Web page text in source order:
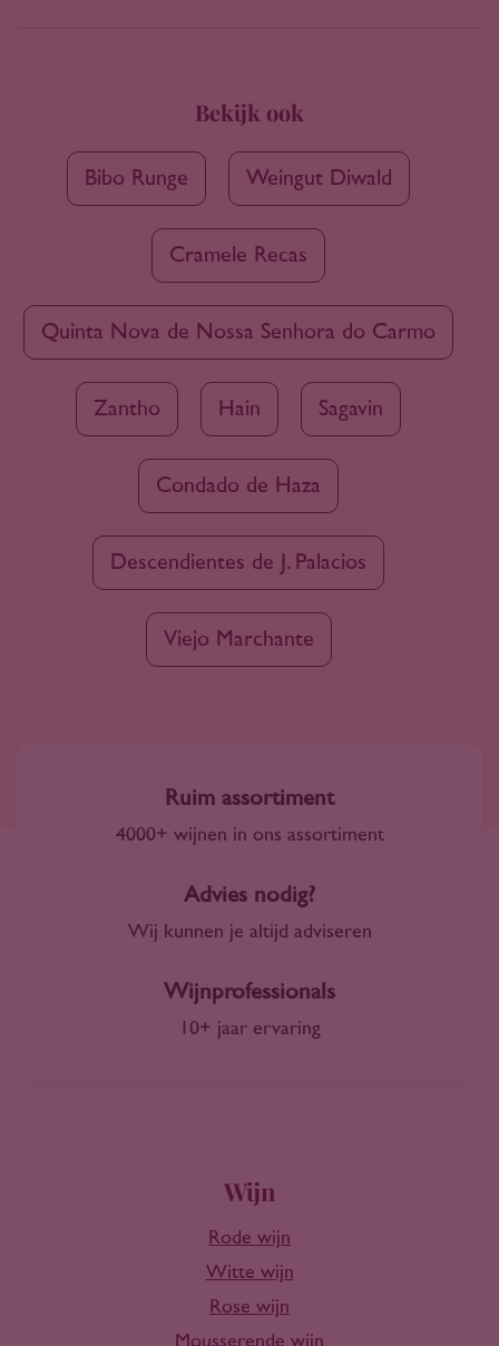
Bekijk ook
Bibo Runge Weingut Diwald
Cramele Recas
Quinta Nova de Nossa Senhora do Carmo
Zantho Hain Sagavin
Condado de Haza
Descendientes de J. Palacios
Viejo Marchante
Ruim assortiment
4000+ wijnen in ons assortiment
Advies nodig?
Wij kunnen je altijd adviseren
Wijnprofessionals
10+ jaar ervaring
Wijn
Rode wijn
Witte wijn
Rose wijn
Mousserende wijn